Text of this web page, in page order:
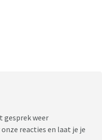
gesprek weer
reacties en laat je je